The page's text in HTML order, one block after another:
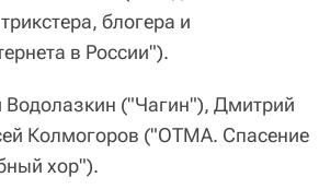
блогера и
в России").
Водолазкин ("Чагин"), Дмитрий
Колмогоров ("ОТМА. Спасение
хор").